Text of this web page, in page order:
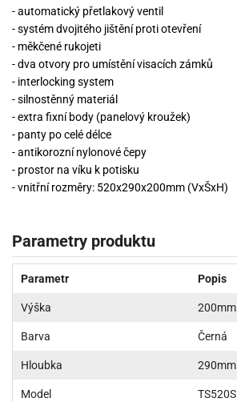
- automatický přetlakový ventil
- systém dvojitého jištění proti otevření
- měkčené rukojeti
- dva otvory pro umístění visacích zámků
- interlocking system
- silnostěnný materiál
- extra fixní body (panelový kroužek)
- panty po celé délce
- antikorozní nylonové čepy
- prostor na víku k potisku
- vnitřní rozměry: 520x290x200mm (VxŠxH)
Parametry produktu
Parametr Popis
Výška 200mm
Barva Černá
Hloubka 290mm
Model TS520S